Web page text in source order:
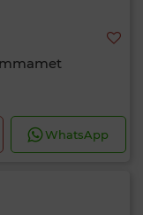
WhatsApp